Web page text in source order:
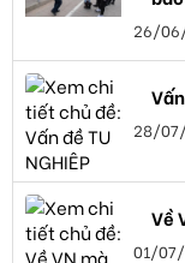
26/
28/
Về
01/